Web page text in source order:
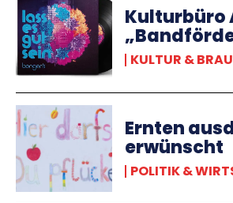
Kulturbüro
KULTUR &
Ernten
erwünscht
POLITIK &